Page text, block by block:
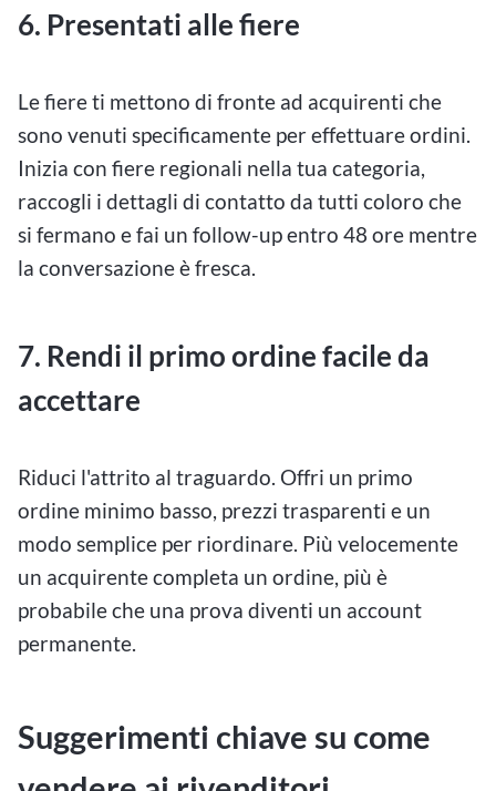
6. Presentati alle fiere
Le fiere ti mettono di fronte ad acquirenti che
sono venuti specificamente per effettuare ordini.
Inizia con fiere regionali nella tua categoria,
raccogli i dettagli di contatto da tutti coloro che
si fermano e fai un follow-up entro 48 ore mentre
la conversazione è fresca.
7. Rendi il primo ordine facile da
accettare
Riduci l'attrito al traguardo. Offri un primo
ordine minimo basso, prezzi trasparenti e un
modo semplice per riordinare. Più velocemente
un acquirente completa un ordine, più è
probabile che una prova diventi un account
permanente.
Suggerimenti chiave su come